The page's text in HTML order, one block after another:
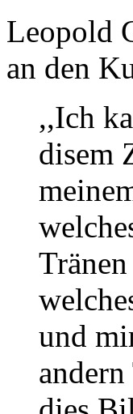
Leopold
an den
,,Ich
disem
und